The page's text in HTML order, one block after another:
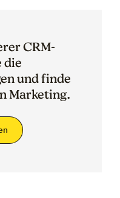
CRM-
die
und finde
Marketing.